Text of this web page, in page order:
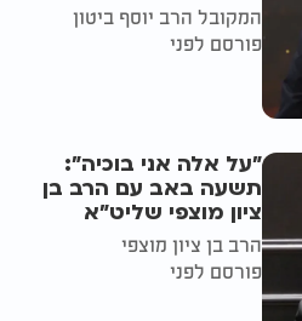
המקובל הרב יוסף ביטון
פורסם לפני
"על אלה אני בוכיה":
תשעה באב עם הרב בן
ציון מוצפי שליט"א
הרב בן ציון מוצפי
פורסם לפני